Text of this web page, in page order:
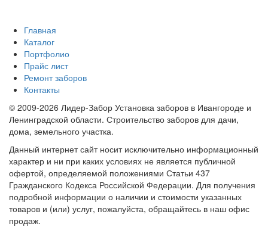
Главная
Каталог
Портфолио
Прайс лист
Ремонт заборов
Контакты
© 2009-2026 Лидер-Забор Установка заборов в Ивангороде и
Ленинградской области. Строительство заборов для дачи,
дома, земельного участка.
Данный интернет сайт носит исключительно информационный
характер и ни при каких условиях не является публичной
офертой, определяемой положениями Статьи 437
Гражданского Кодекса Российской Федерации. Для получения
подробной информации о наличии и стоимости указанных
товаров и (или) услуг, пожалуйста, обращайтесь в наш офис
продаж.